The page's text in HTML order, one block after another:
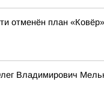
отменён план
Владимирович